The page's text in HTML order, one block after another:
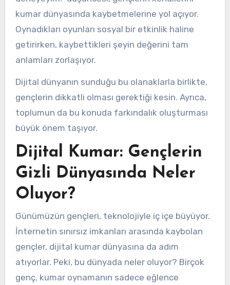
kumar dünyasında kaybetmelerine yol açıyor.
Oynadıkları oyunları sosyal bir etkinlik haline
getirirken, kaybettikleri şeyin değerini tam
anlamları zorlaşıyor.
Dijital dünyanın sunduğu bu olanaklarla birlikte,
gençlerin dikkatli olması gerektiği kesin. Ayrıca,
toplumun da bu konuda farkındalık oluşturması
büyük önem taşıyor.
Dijital Kumar: Gençlerin
Gizli Dünyasında Neler
Oluyor?
Günümüzün gençleri, teknolojiyle iç içe büyüyor.
İnternetin sınırsız imkanları arasında kaybolan
gençler, dijital kumar dünyasına da adım
atıyorlar. Peki, bu dünyada neler oluyor? Birçok
genç, kumar oynamanın sadece eğlence